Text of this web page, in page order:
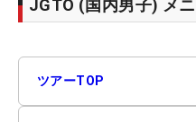
JGTO (国内男子) メ
ツアーTOP